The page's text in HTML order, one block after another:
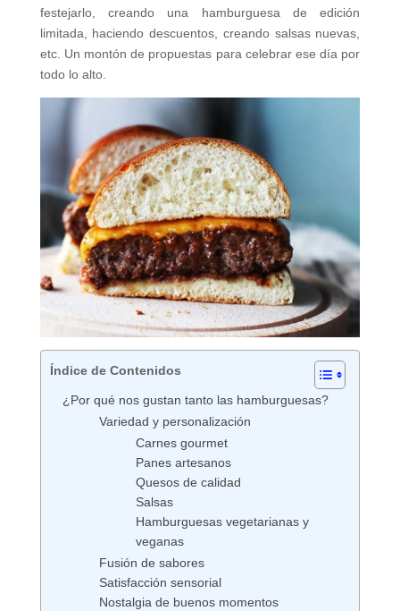
festejarlo, creando una hamburguesa de edición
limitada, haciendo descuentos, creando salsas nuevas,
etc. Un montón de propuestas para celebrar ese día por
todo lo alto.
Índice de Contenidos
¿Por qué nos gustan tanto las hamburguesas?
Variedad y personalización
Carnes gourmet
Panes artesanos
Quesos de calidad
Salsas
Hamburguesas vegetarianas y
veganas
Fusión de sabores
Satisfacción sensorial
Nostalgia de buenos momentos